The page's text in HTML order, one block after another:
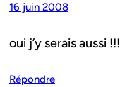
16 juin 2008
oui j’y serais aussi !!!
Répondre